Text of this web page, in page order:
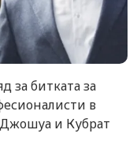
за битката за
в
и Кубрат